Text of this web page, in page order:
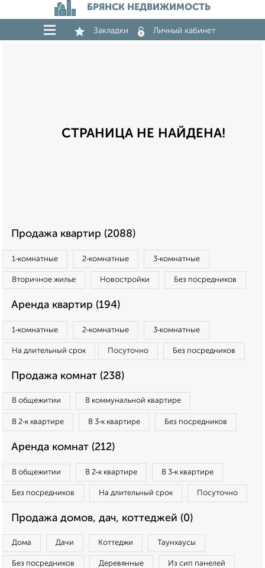
БРЯНСК НЕДВИЖИМОСТЬ
Закладки Личный кабинет
СТРАНИЦА НЕ НАЙДЕНА!
Продажа квартир (2088)
1‑комнатные 2‑комнатные 3‑комнатные
Вторичное жилье Новостройки Без посредников
Аренда квартир (194)
1‑комнатные 2‑комнатные 3‑комнатные
На длительный срок Посуточно Без посредников
Продажа комнат (238)
В общежитии В коммунальной квартире
В 2‑к квартире В 3‑к квартире Без посредников
Аренда комнат (212)
В общежитии В 2‑к квартире В 3‑к квартире
Без посредников На длительный срок Посуточно
Продажа домов, дач, коттеджей (0)
Дома Дачи Коттеджи Таунхаусы
Без посредников Деревянные Из сип панелей